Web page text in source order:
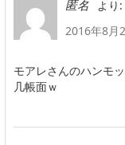
匿名
より:
2016年8月
モアレさんのハンモ
几帳面ｗ